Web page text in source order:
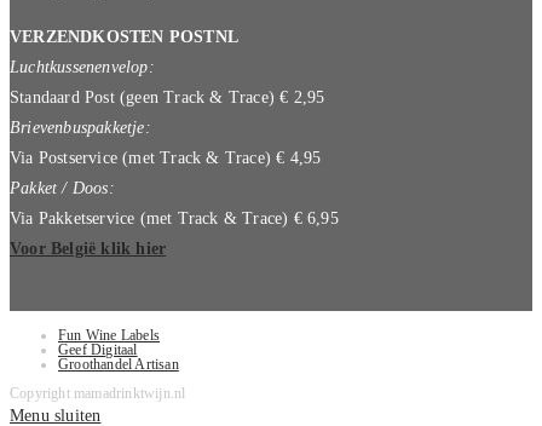
VERZENDKOSTEN POSTNL
Luchtkussenenvelop:
Standaard Post (geen Track & Trace) € 2,95
Brievenbuspakketje:
Via Postservice (met Track & Trace) € 4,95
Pakket / Doos:
Via Pakketservice (met Track & Trace) € 6,95
Voor België klik hier
Fun Wine Labels
Geef Digitaal
Groothandel Artisan
Copyright mamadrinktwijn.nl
Menu sluiten